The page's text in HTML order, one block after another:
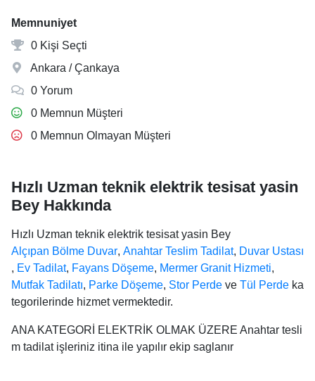
Memnuniyet
0 Kişi Seçti
Ankara / Çankaya
0 Yorum
0 Memnun Müşteri
0 Memnun Olmayan Müşteri
Hızlı Uzman teknik elektrik tesisat yasin
Bey Hakkında
Hızlı Uzman teknik elektrik tesisat yasin Bey
Alçıpan Bölme Duvar, Anahtar Teslim Tadilat, Duvar Ustası
, Ev Tadilat, Fayans Döşeme, Mermer Granit Hizmeti,
Mutfak Tadilatı, Parke Döşeme, Stor Perde ve Tül Perde ka
tegorilerinde hizmet vermektedir.
ANA KATEGORİ ELEKTRİK OLMAK ÜZERE Anahtar tesli
m tadilat işleriniz itina ile yapılır ekip saglanır